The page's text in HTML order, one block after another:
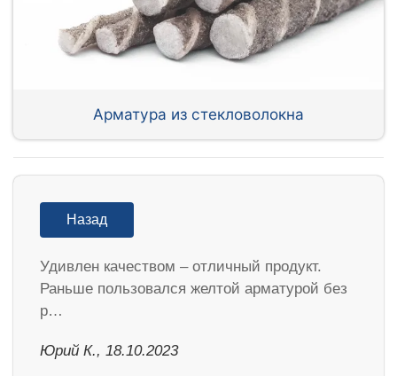
Арматура из стекловолокна
Назад
Удивлен качеством – отличный продукт.
Раньше пользовался желтой арматурой без
р…
Юрий К., 18.10.2023